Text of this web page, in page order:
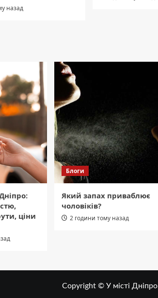
назад
ціни
Блоги
Який запах приваблює
чоловіків?
2 години тому назад
Copyright © У місті Дніпро